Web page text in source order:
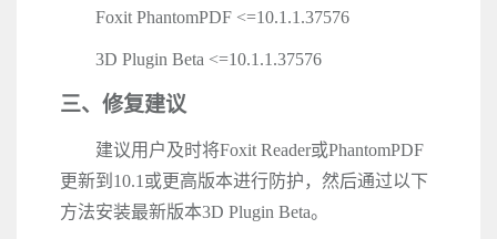
Foxit PhantomPDF <=10.1.1.37576
3D Plugin Beta <=10.1.1.37576
三、修复建议
建议用户及时将Foxit Reader或PhantomPDF
更新到 10.1或更高版本进行防护，然后通过以下
方法安装最新版本3D Plugin Beta。